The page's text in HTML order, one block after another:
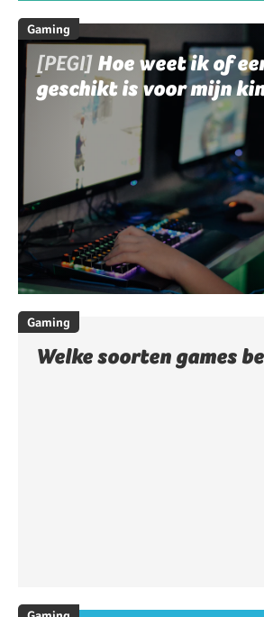
Gaming
[PEGI] Hoe weet ik of
geschikt is voor mijn
Gaming
Welke soorten games